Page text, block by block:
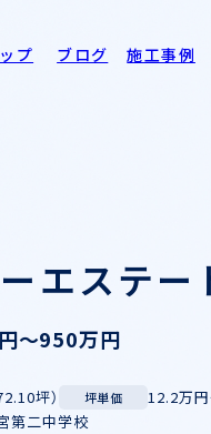
プ ブログ 施工事例
エステ
～950万円
坪） 坪単価 12.2万
第二中学校